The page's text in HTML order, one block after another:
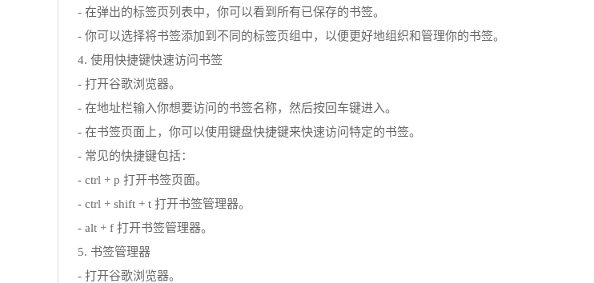
- 在弹出的标签页列表中，你可以看到所有已保存的书签。
- 你可以选择将书签添加到不同的标签页组中，以便更好地组织和管理你的书签。
4. 使用快捷键快速访问书签
- 打开谷歌浏览器。
- 在地址栏输入你想要访问的书签名称，然后按回车键进入。
- 在书签页面上，你可以使用键盘快捷键来快速访问特定的书签。
- 常见的快捷键包括：
- ctrl + p 打开书签页面。
- ctrl + shift + t 打开书签管理器。
- alt + f 打开书签管理器。
5. 书签管理器
- 打开谷歌浏览器。